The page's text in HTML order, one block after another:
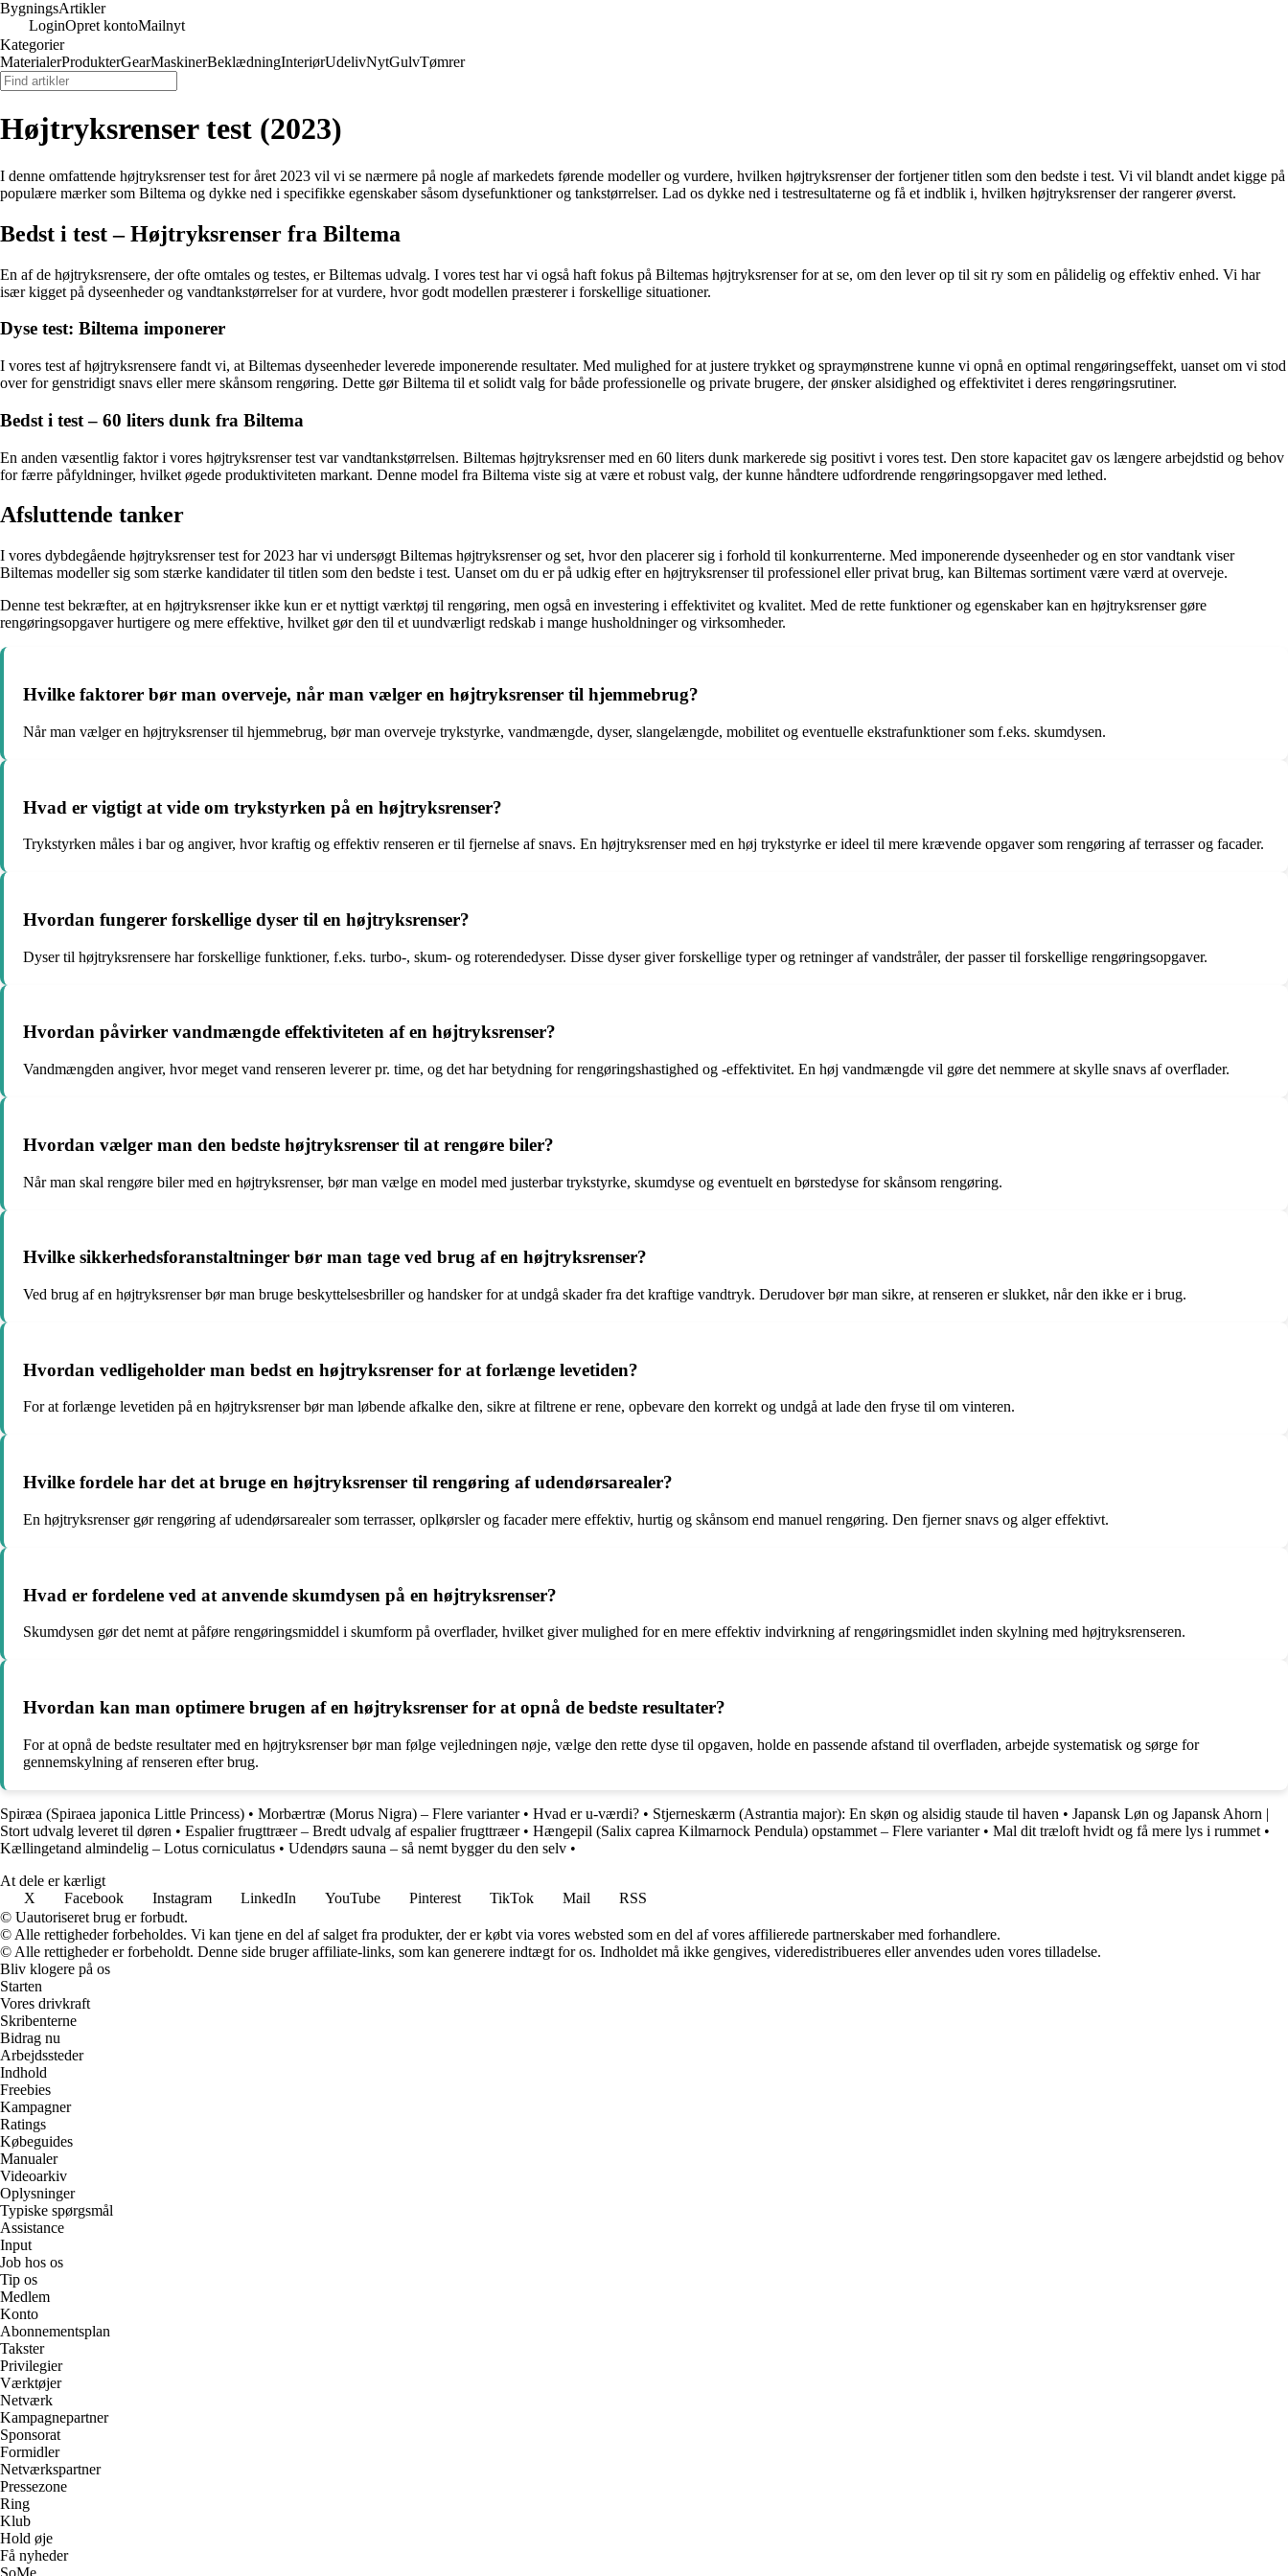
BygningsArtikler
LoginOpret kontoMailnyt
Kategorier
MaterialerProdukterGearMaskinerBeklædningInteriørUdelivNytGulvTømrer
Højtryksrenser test (2023)
I denne omfattende højtryksrenser test for året 2023 vil vi se nærmere på nogle af markedets førende modeller og vurdere, hvilken højtryksrenser der fortjener titlen som den bedste i test. Vi vil blandt andet kigge på
populære mærker som Biltema og dykke ned i specifikke egenskaber såsom dysefunktioner og tankstørrelser. Lad os dykke ned i testresultaterne og få et indblik i, hvilken højtryksrenser der rangerer øverst.
Bedst i test – Højtryksrenser fra Biltema
En af de højtryksrensere, der ofte omtales og testes, er Biltemas udvalg. I vores test har vi også haft fokus på Biltemas højtryksrenser for at se, om den lever op til sit ry som en pålidelig og effektiv enhed. Vi har
især kigget på dyseenheder og vandtankstørrelser for at vurdere, hvor godt modellen præsterer i forskellige situationer.
Dyse test: Biltema imponerer
I vores test af højtryksrensere fandt vi, at Biltemas dyseenheder leverede imponerende resultater. Med mulighed for at justere trykket og spraymønstrene kunne vi opnå en optimal rengøringseffekt, uanset om vi stod
over for genstridigt snavs eller mere skånsom rengøring. Dette gør Biltema til et solidt valg for både professionelle og private brugere, der ønsker alsidighed og effektivitet i deres rengøringsrutiner.
Bedst i test – 60 liters dunk fra Biltema
En anden væsentlig faktor i vores højtryksrenser test var vandtankstørrelsen. Biltemas højtryksrenser med en 60 liters dunk markerede sig positivt i vores test. Den store kapacitet gav os længere arbejdstid og behov
for færre påfyldninger, hvilket øgede produktiviteten markant. Denne model fra Biltema viste sig at være et robust valg, der kunne håndtere udfordrende rengøringsopgaver med lethed.
Afsluttende tanker
I vores dybdegående højtryksrenser test for 2023 har vi undersøgt Biltemas højtryksrenser og set, hvor den placerer sig i forhold til konkurrenterne. Med imponerende dyseenheder og en stor vandtank viser
Biltemas modeller sig som stærke kandidater til titlen som den bedste i test. Uanset om du er på udkig efter en højtryksrenser til professionel eller privat brug, kan Biltemas sortiment være værd at overveje.
Denne test bekræfter, at en højtryksrenser ikke kun er et nyttigt værktøj til rengøring, men også en investering i effektivitet og kvalitet. Med de rette funktioner og egenskaber kan en højtryksrenser gøre
rengøringsopgaver hurtigere og mere effektive, hvilket gør den til et uundværligt redskab i mange husholdninger og virksomheder.
Hvilke faktorer bør man overveje, når man vælger en højtryksrenser til hjemmebrug?
Når man vælger en højtryksrenser til hjemmebrug, bør man overveje trykstyrke, vandmængde, dyser, slangelængde, mobilitet og eventuelle ekstrafunktioner som f.eks. skumdysen.
Hvad er vigtigt at vide om trykstyrken på en højtryksrenser?
Trykstyrken måles i bar og angiver, hvor kraftig og effektiv renseren er til fjernelse af snavs. En højtryksrenser med en høj trykstyrke er ideel til mere krævende opgaver som rengøring af terrasser og facader.
Hvordan fungerer forskellige dyser til en højtryksrenser?
Dyser til højtryksrensere har forskellige funktioner, f.eks. turbo-, skum- og roterendedyser. Disse dyser giver forskellige typer og retninger af vandstråler, der passer til forskellige rengøringsopgaver.
Hvordan påvirker vandmængde effektiviteten af en højtryksrenser?
Vandmængden angiver, hvor meget vand renseren leverer pr. time, og det har betydning for rengøringshastighed og -effektivitet. En høj vandmængde vil gøre det nemmere at skylle snavs af overflader.
Hvordan vælger man den bedste højtryksrenser til at rengøre biler?
Når man skal rengøre biler med en højtryksrenser, bør man vælge en model med justerbar trykstyrke, skumdyse og eventuelt en børstedyse for skånsom rengøring.
Hvilke sikkerhedsforanstaltninger bør man tage ved brug af en højtryksrenser?
Ved brug af en højtryksrenser bør man bruge beskyttelsesbriller og handsker for at undgå skader fra det kraftige vandtryk. Derudover bør man sikre, at renseren er slukket, når den ikke er i brug.
Hvordan vedligeholder man bedst en højtryksrenser for at forlænge levetiden?
For at forlænge levetiden på en højtryksrenser bør man løbende afkalke den, sikre at filtrene er rene, opbevare den korrekt og undgå at lade den fryse til om vinteren.
Hvilke fordele har det at bruge en højtryksrenser til rengøring af udendørsarealer?
En højtryksrenser gør rengøring af udendørsarealer som terrasser, oplkørsler og facader mere effektiv, hurtig og skånsom end manuel rengøring. Den fjerner snavs og alger effektivt.
Hvad er fordelene ved at anvende skumdysen på en højtryksrenser?
Skumdysen gør det nemt at påføre rengøringsmiddel i skumform på overflader, hvilket giver mulighed for en mere effektiv indvirkning af rengøringsmidlet inden skylning med højtryksrenseren.
Hvordan kan man optimere brugen af en højtryksrenser for at opnå de bedste resultater?
For at opnå de bedste resultater med en højtryksrenser bør man følge vejledningen nøje, vælge den rette dyse til opgaven, holde en passende afstand til overfladen, arbejde systematisk og sørge for
gennemskylning af renseren efter brug.
Spiræa (Spiraea japonica Little Princess) • Morbærtræ (Morus Nigra) – Flere varianter• Hvad er u-værdi? • Stjerneskærm (Astrantia major): En skøn og alsidig staude til haven • Japansk Løn og Japansk Ahorn |
Stort udvalg leveret til døren • Espalier frugttræer – Bredt udvalg af espalier frugttræer• Hængepil (Salix caprea Kilmarnock Pendula) opstammet – Flere varianter• Mal dit træloft hvidt og få mere lys i rummet •
Kællingetand almindelig – Lotus corniculatus • Udendørs sauna – så nemt bygger du den selv •
At dele er kærligt
X
Facebook Instagram LinkedIn YouTube Pinterest TikTok Mail
RSS
© Uautoriseret brug er forbudt.
© Alle rettigheder forbeholdes. Vi kan tjene en del af salget fra produkter, der er købt via vores websted som en del af vores affilierede partnerskaber med forhandlere.
© Alle rettigheder er forbeholdt. Denne side bruger affiliate-links, som kan generere indtægt for os. Indholdet må ikke gengives, videredistribueres eller anvendes uden vores tilladelse.
Bliv klogere på os
Starten
Vores drivkraft
Skribenterne
Bidrag nu
Arbejdssteder
Indhold
Freebies
Kampagner
Ratings
Købeguides
Manualer
Videoarkiv
Oplysninger
Typiske spørgsmål
Assistance
Input
Job hos os
Tip os
Medlem
Konto
Abonnementsplan
Takster
Privilegier
Værktøjer
Netværk
Kampagnepartner
Sponsorat
Formidler
Netværkspartner
Pressezone
Ring
Klub
Hold øje
Få nyheder
SoMe